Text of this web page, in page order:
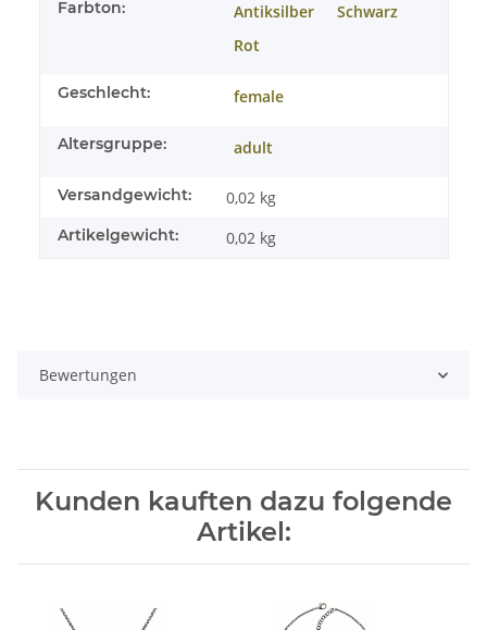
Farbton: Antiksilber
Schwarz
Rot
Geschlecht: female
Altersgruppe: adult
Versandgewicht: 0,02 kg
Artikelgewicht: 0,02 kg
Bewertungen
Kunden kauften dazu folgende
Artikel: